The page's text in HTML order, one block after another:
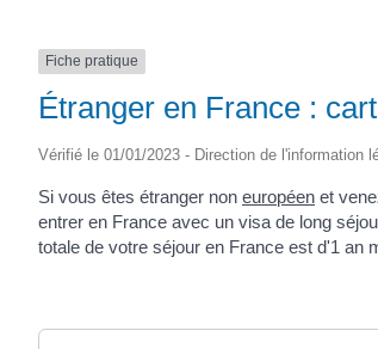
Fiche pratique
Étranger en France :
Vérifié le 01/01/2023 - Direction de l'information
Si vous êtes étranger non européen et
entrer en France avec un visa de long
totale de votre séjour en France est d'1 an